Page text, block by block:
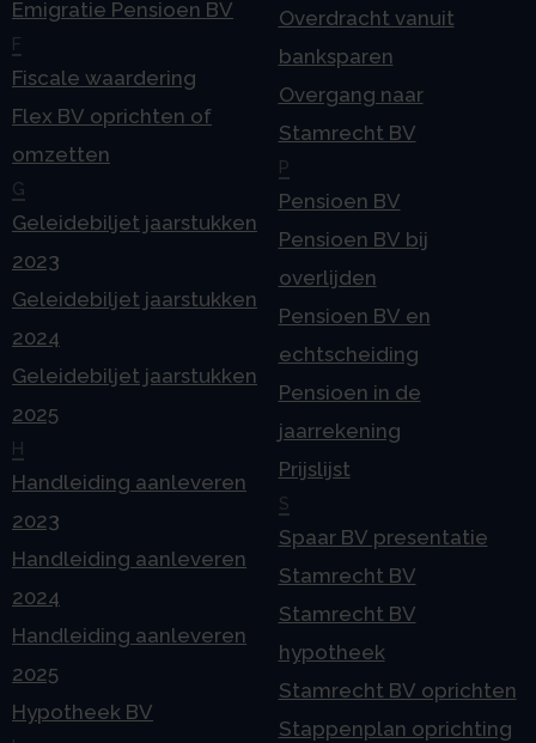
Emigratie Pensioen BV
F
Fiscale waardering
Flex BV oprichten of
omzetten
G
Geleidebiljet jaarstukken
2023
Geleidebiljet jaarstukken
2024
Geleidebiljet jaarstukken
2025
H
Handleiding aanleveren
2023
Handleiding aanleveren
2024
Handleiding aanleveren
2025
Hypotheek BV
Overdracht vanuit
banksparen
Overgang naar
Stamrecht BV
P
Pensioen BV
Pensioen BV bij
overlijden
Pensioen BV en
echtscheiding
Pensioen in de
jaarrekening
Prijslijst
S
Spaar BV presentatie
Stamrecht BV
Stamrecht BV
hypotheek
Stamrecht BV oprichten
Stappenplan oprichting